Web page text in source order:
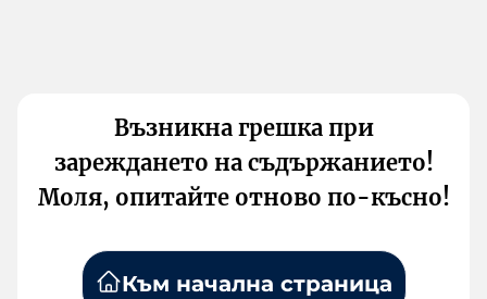
Възникна грешка при
зареждането на съдържанието!
Моля, опитайте отново по-късно!
Към начална страница